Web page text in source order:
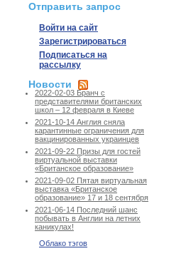
Отправить запрос
Войти на сайт
Зарегистрироваться
Подписаться на
рассылку
Новости
2022-02-03 Бранч с
представителями британских
школ – 12 февраля в Киеве
2021-10-14 Англия сняла
карантинные ограничения для
вакцинированных украинцев
2021-09-22 Призы для гостей
виртуальной выставки
«Британское образование»
2021-09-02 Пятая виртуальная
выставка «Британское
образование» 17 и 18 сентября
2021-06-14 Последний шанс
побывать в Англии на летних
каникулах!
Облако тэгов